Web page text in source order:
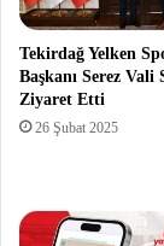
Tekirdağ Yelken
Başkanı Serez Vali
Ziyaret Etti
26 Şubat 2025